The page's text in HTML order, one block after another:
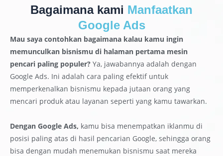
Bagaimana kami Manfaatkan
Google Ads
Mau saya contohkan bagaimana kalau kamu ingin
memunculkan bisnismu di halaman pertama mesin
pencari paling populer? Ya, jawabannya adalah dengan
Google Ads. Ini adalah cara paling efektif untuk
memperkenalkan bisnismu kepada jutaan orang yang
mencari produk atau layanan seperti yang kamu tawarkan.
Dengan Google Ads, kamu bisa menempatkan iklanmu di
posisi paling atas di hasil pencarian Google, sehingga orang
bisa dengan mudah menemukan bisnismu saat mereka